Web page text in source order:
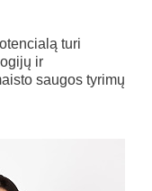
turi
ir
saugos tyrimų